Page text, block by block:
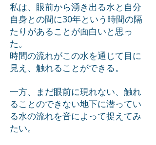
私は、眼前から湧き出る水と自分
自身との間に30年という時間の隔
たりがあることが面白いと思っ
た。
時間の流れがこの水を通じて目に
見え、触れることができる。
一方、まだ眼前に現れない、触れ
ることのできない地下に潜ってい
る水の流れを音によって捉えてみ
たい。